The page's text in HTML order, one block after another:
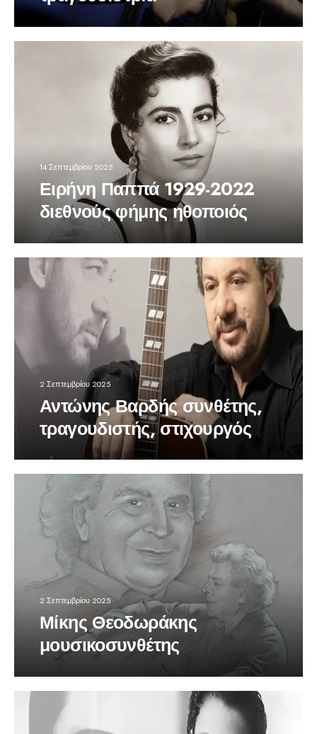
14 Σεπτεμβρίου 2025
Ειρήνη Παππά 1929-2022
διεθνούς φήμης ηθοποιός
2 Σεπτεμβρίου 2025
Αντώνης Βαρδής συνθέτης,
τραγουδιστής, στιχουργός
2 Σεπτεμβρίου 2025
Μίκης Θεοδωράκης
μουσικοσυνθέτης